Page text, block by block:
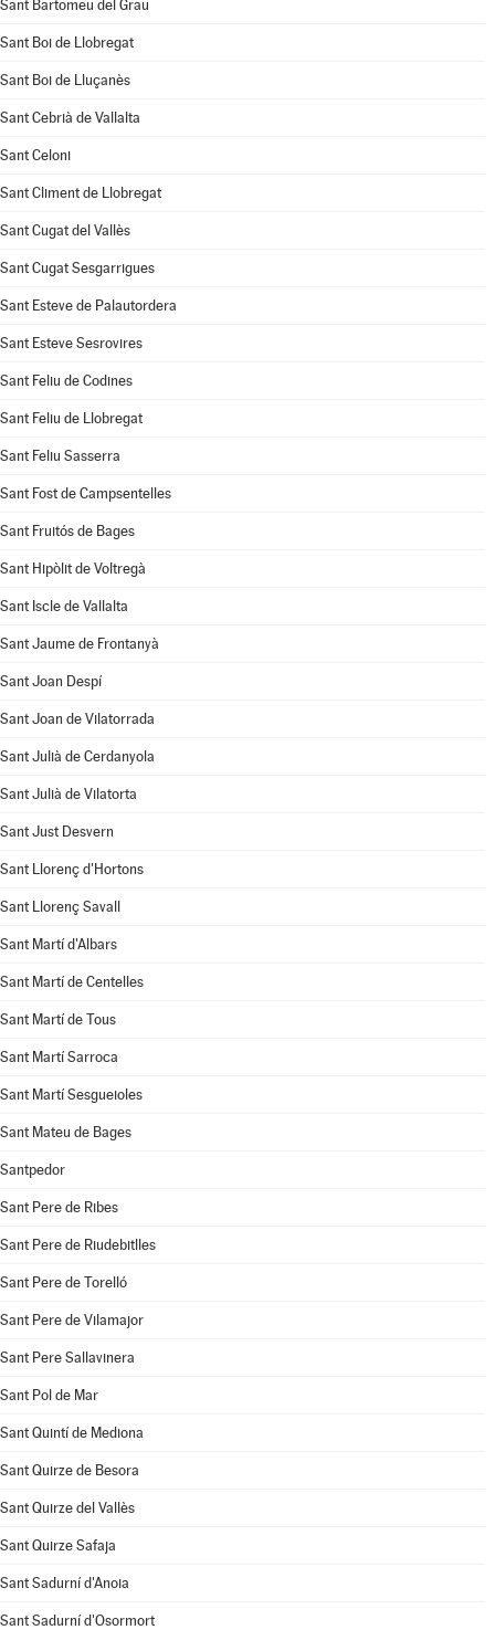
Sant Bartomeu del Grau
Sant Boi de Llobregat
Sant Boi de Lluçanès
Sant Cebrià de Vallalta
Sant Celoni
Sant Climent de Llobregat
Sant Cugat del Vallès
Sant Cugat Sesgarrigues
Sant Esteve de Palautordera
Sant Esteve Sesrovires
Sant Feliu de Codines
Sant Feliu de Llobregat
Sant Feliu Sasserra
Sant Fost de Campsentelles
Sant Fruitós de Bages
Sant Hipòlit de Voltregà
Sant Iscle de Vallalta
Sant Jaume de Frontanyà
Sant Joan Despí
Sant Joan de Vilatorrada
Sant Julià de Cerdanyola
Sant Julià de Vilatorta
Sant Just Desvern
Sant Llorenç d'Hortons
Sant Llorenç Savall
Sant Martí d'Albars
Sant Martí de Centelles
Sant Martí de Tous
Sant Martí Sarroca
Sant Martí Sesgueioles
Sant Mateu de Bages
Santpedor
Sant Pere de Ribes
Sant Pere de Riudebitlles
Sant Pere de Torelló
Sant Pere de Vilamajor
Sant Pere Sallavinera
Sant Pol de Mar
Sant Quintí de Mediona
Sant Quirze de Besora
Sant Quirze del Vallès
Sant Quirze Safaja
Sant Sadurní d'Anoia
Sant Sadurní d'Osormort